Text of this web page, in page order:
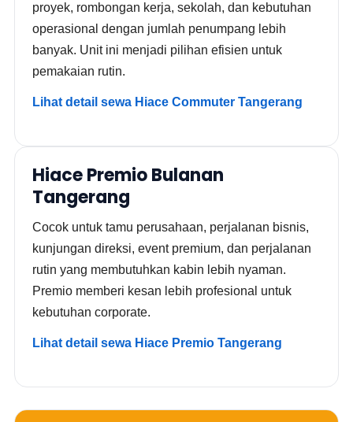
proyek, rombongan kerja, sekolah, dan kebutuhan
operasional dengan jumlah penumpang lebih
banyak. Unit ini menjadi pilihan efisien untuk
pemakaian rutin.
Lihat detail sewa Hiace Commuter Tangerang
Hiace Premio Bulanan
Tangerang
Cocok untuk tamu perusahaan, perjalanan bisnis,
kunjungan direksi, event premium, dan perjalanan
rutin yang membutuhkan kabin lebih nyaman.
Premio memberi kesan lebih profesional untuk
kebutuhan corporate.
Lihat detail sewa Hiace Premio Tangerang